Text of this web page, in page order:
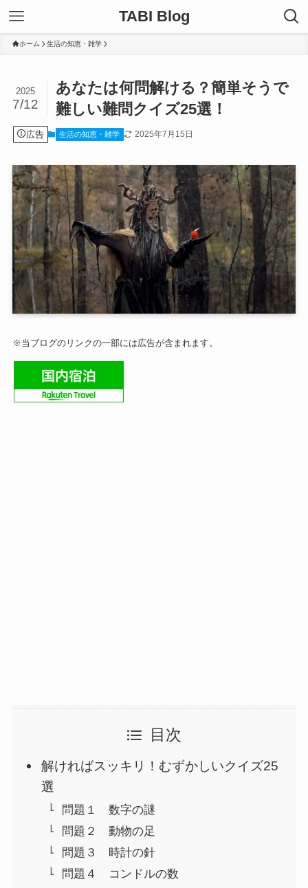
TABI Blog
ホーム 生活の知恵・雑学
あなたは何問解ける？簡単そうで
難しい難問クイズ25選！
2025
7/12
広告 生活の知恵・雑学 2025年7月15日
※当ブログのリンクの一部には広告が含まれます。
目次
解ければスッキリ！むずかしいクイズ25
選
問題１ 数字の謎
問題２ 動物の足
問題３ 時計の針
問題４ コンドルの数